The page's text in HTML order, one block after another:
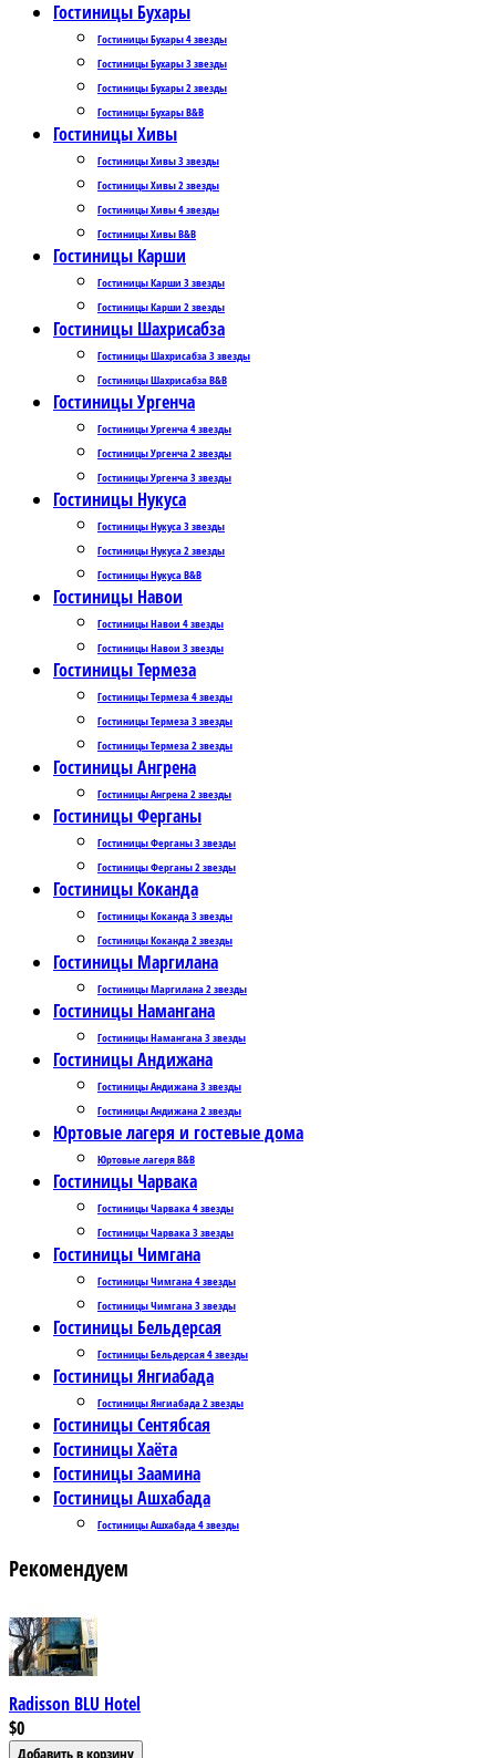
Гостиницы Бухары
Гостиницы Бухары 4 звезды
Гостиницы Бухары 3 звезды
Гостиницы Бухары 2 звезды
Гостиницы Бухары B&B
Гостиницы Хивы
Гостиницы Хивы 3 звезды
Гостиницы Хивы 2 звезды
Гостиницы Хивы 4 звезды
Гостиницы Хивы B&B
Гостиницы Карши
Гостиницы Карши 3 звезды
Гостиницы Карши 2 звезды
Гостиницы Шахрисабза
Гостиницы Шахрисабза 3 звезды
Гостиницы Шахрисабза B&B
Гостиницы Ургенча
Гостиницы Ургенча 4 звезды
Гостиницы Ургенча 2 звезды
Гостиницы Ургенча 3 звезды
Гостиницы Нукуса
Гостиницы Нукуса 3 звезды
Гостиницы Нукуса 2 звезды
Гостиницы Нукуса B&B
Гостиницы Навои
Гостиницы Навои 4 звезды
Гостиницы Навои 3 звезды
Гостиницы Термеза
Гостиницы Термеза 4 звезды
Гостиницы Термеза 3 звезды
Гостиницы Термеза 2 звезды
Гостиницы Ангрена
Гостиницы Ангрена 2 звезды
Гостиницы Ферганы
Гостиницы Ферганы 3 звезды
Гостиницы Ферганы 2 звезды
Гостиницы Коканда
Гостиницы Коканда 3 звезды
Гостиницы Коканда 2 звезды
Гостиницы Маргилана
Гостиницы Маргилана 2 звезды
Гостиницы Намангана
Гостиницы Намангана 3 звезды
Гостиницы Андижана
Гостиницы Андижана 3 звезды
Гостиницы Андижана 2 звезды
Юртовые лагеря и гостевые дома
Юртовые лагеря B&B
Гостиницы Чарвака
Гостиницы Чарвака 4 звезды
Гостиницы Чарвака 3 звезды
Гостиницы Чимгана
Гостиницы Чимгана 4 звезды
Гостиницы Чимгана 3 звезды
Гостиницы Бельдерсая
Гостиницы Бельдерсая 4 звезды
Гостиницы Янгиабада
Гостиницы Янгиабада 2 звезды
Гостиницы Сентябсая
Гостиницы Хаёта
Гостиницы Заамина
Гостиницы Ашхабада
Гостиницы Ашхабада 4 звезды
Рекомендуем
Radisson BLU Hotel
$0